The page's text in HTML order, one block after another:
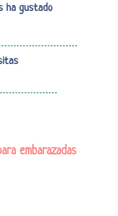
ha gustado
embarazadas